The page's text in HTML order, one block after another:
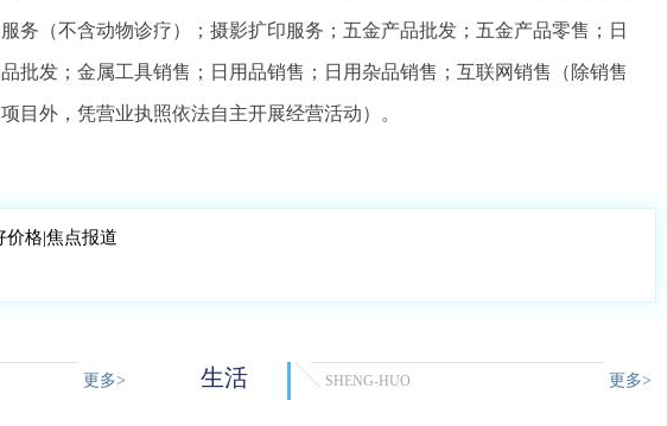
务（不含动物诊疗）；摄影扩印服务；五金产品批发；五金产品零售；日
批发；金属工具销售；日用品销售；日用杂品销售；互联网销售（除销售
目外，凭营业执照依法自主开展经营活动）。
价格|焦点报道
更多> 生活 SHENG-HUO 更多>